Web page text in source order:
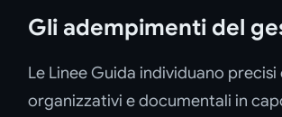
Gli adempimenti del
Le Linee Guida individuano
organizzativi e documentali in